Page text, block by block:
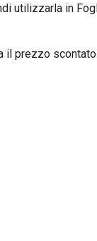
utilizzarla in
il prezzo